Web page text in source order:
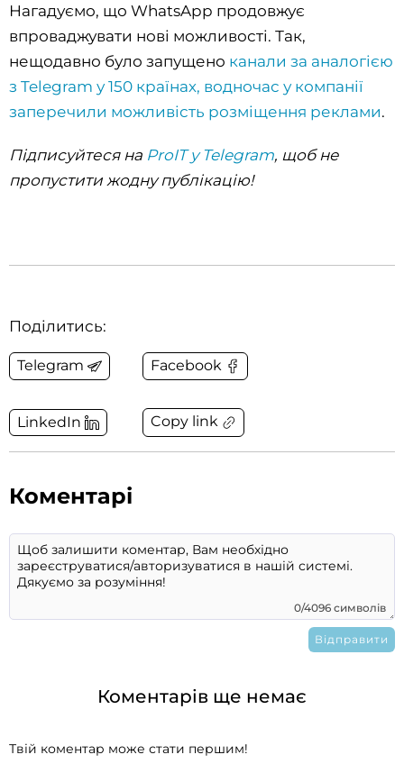
Нагадуємо, що WhatsApp продовжує
впроваджувати нові можливості. Так,
нещодавно було запущено канали за аналогією
з Telegram у 150 країнах, водночас у компанії
заперечили можливість розміщення реклами.
Підписуйтеся на ProIT у Telegram, щоб не
пропустити жодну публікацію!
Поділитись:
Telegram Facebook
LinkedIn Copy link
Коментарі
0/4096 символів
Коментарів ще немає
Твій коментар може стати першим!